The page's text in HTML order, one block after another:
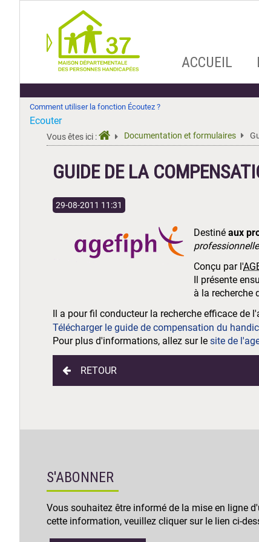
AllerACCUEIL
Comment utiliser la fonction Écoutez ?
Ecouter
Vous êtes ici : Documentation et formulaires
GUIDE DE LA
29-08-2011 11:31
Destiné aux
professionnelle
Conçu par l'
Il présente
à la recherche
Il a pour fil conducteur la recherche efficace
Télécharger le guide de compensation du
Pour plus d'informations, allez sur le site de
RETOUR
S'ABONNER
Vous souhaitez être informé de la mise en ligne
cette information, veuillez cliquer sur le lien ci-